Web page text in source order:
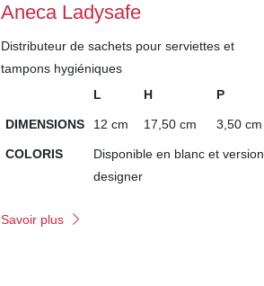
Aneca Ladysafe
Distributeur de sachets pour serviettes et
tampons hygiéniques
L
H P
DIMENSIONS 12 cm 17,50 cm 3,50 cm
COLORIS
Disponible en blanc et version
designer
Savoir plus